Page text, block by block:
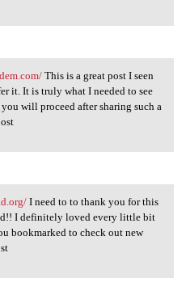
This is
This is a great post I seen
it. It is truly what I needed to see
will proceed after sharing such a
I need to
I need to to thank you for this
I definitely loved every little bit
bookmarked to check out new